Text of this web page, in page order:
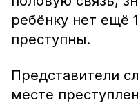
ребёнку нет ещё
преступны.
Представители
месте